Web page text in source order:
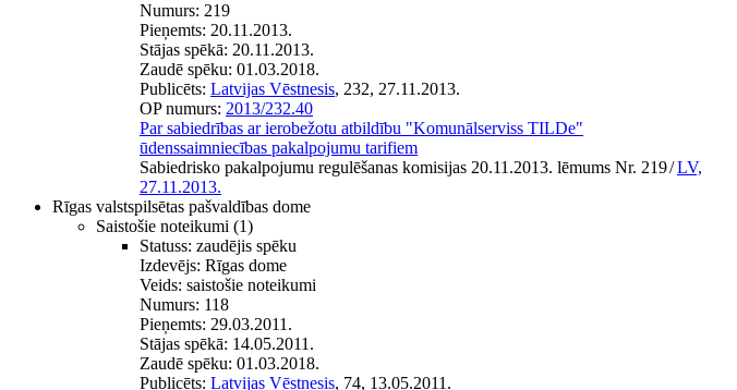
Numurs: 219
Pieņemts: 20.11.2013.
Stājas spēkā: 20.11.2013.
Zaudē spēku: 01.03.2018.
Publicēts: Latvijas Vēstnesis, 232, 27.11.2013.
OP numurs: 2013/232.40
Par sabiedrības ar ierobežotu atbildību "Komunālserviss TILDe"
ūdenssaimniecības pakalpojumu tarifiem
Sabiedrisko pakalpojumu regulēšanas komisijas 20.11.2013. lēmums Nr. 219/LV,
27.11.2013.
Rīgas valstspilsētas pašvaldības dome
Saistošie noteikumi (1)
Statuss: zaudējis spēku
Izdevējs: Rīgas dome
Veids: saistošie noteikumi
Numurs: 118
Pieņemts: 29.03.2011.
Stājas spēkā: 14.05.2011.
Zaudē spēku: 01.03.2018.
Publicēts: Latvijas Vēstnesis, 74, 13.05.2011.